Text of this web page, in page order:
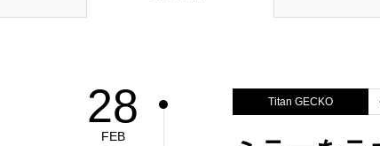
28
FEB
Titan GECKO